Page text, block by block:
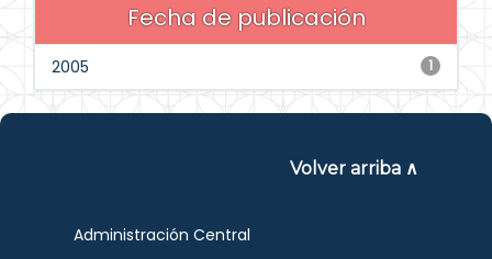
Fecha de publicación
1
2005
Volver arriba ∧
Administración Central